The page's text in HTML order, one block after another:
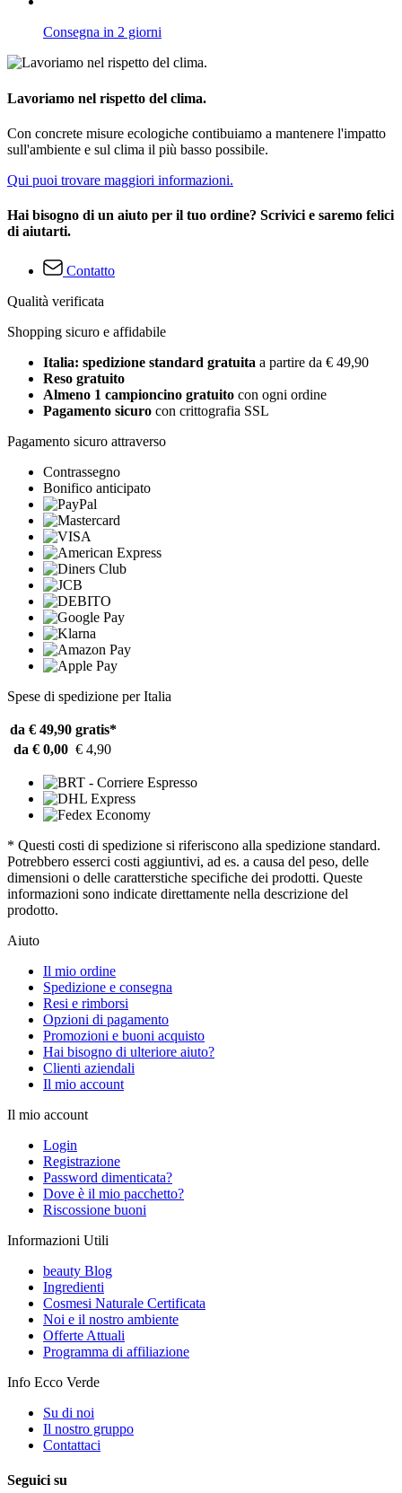
Consegna in 2 giorni
Lavoriamo nel rispetto del clima.
Con concrete misure ecologiche contibuiamo a mantenere l'impatto
sull'ambiente e sul clima il più basso possibile.
Qui puoi trovare maggiori informazioni.
Hai bisogno di un aiuto per il tuo ordine? Scrivici e saremo felici
di aiutarti.
Contatto
Qualità verificata
Shopping sicuro e affidabile
Italia: spedizione standard gratuita a partire da € 49,90
Reso gratuito
Almeno 1 campioncino gratuito con ogni ordine
Pagamento sicuro con crittografia SSL
Pagamento sicuro attraverso
Contrassegno
Bonifico anticipato
Spese di spedizione per Italia
da € 49,90 gratis*
da € 0,00 € 4,90
* Questi costi di spedizione si riferiscono alla spedizione standard.
Potrebbero esserci costi aggiuntivi, ad es. a causa del peso, delle
dimensioni o delle caratterstiche specifiche dei prodotti. Queste
informazioni sono indicate direttamente nella descrizione del
prodotto.
Aiuto
Il mio ordine
Spedizione e consegna
Resi e rimborsi
Opzioni di pagamento
Promozioni e buoni acquisto
Hai bisogno di ulteriore aiuto?
Clienti aziendali
Il mio account
Il mio account
Login
Registrazione
Password dimenticata?
Dove è il mio pacchetto?
Riscossione buoni
Informazioni Utili
beauty Blog
Ingredienti
Cosmesi Naturale Certificata
Noi e il nostro ambiente
Offerte Attuali
Programma di affiliazione
Info Ecco Verde
Su di noi
Il nostro gruppo
Contattaci
Seguici su